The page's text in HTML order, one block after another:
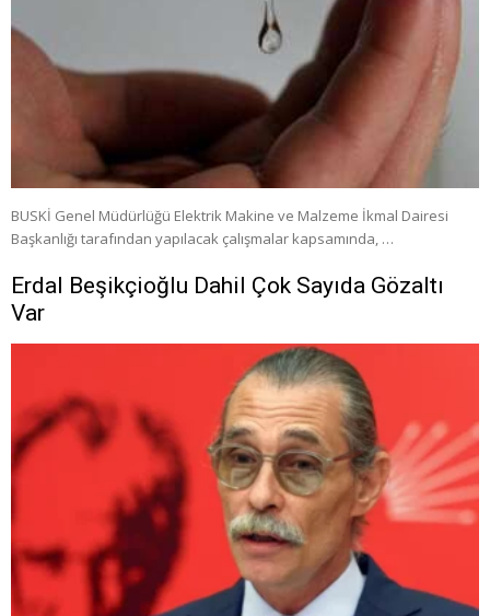
BUSKİ Genel Müdürlüğü Elektrik Makine ve Malzeme İkmal Dairesi
Başkanlığı tarafından yapılacak çalışmalar kapsamında, …
Erdal Beşikçioğlu Dahil Çok Sayıda Gözaltı
Var